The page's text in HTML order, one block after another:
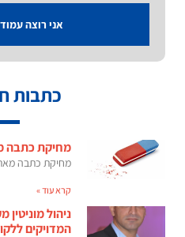
אני רוצה
כתבות
מחיקת כתבה
מחיקת כתבה
קרא עוד »
ניהול
המדויקים